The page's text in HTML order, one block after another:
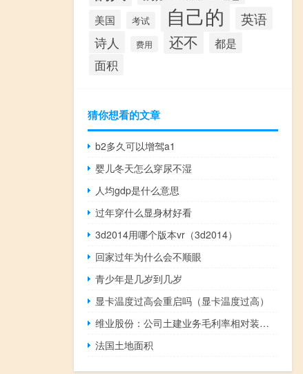
美国 考试 自己的 英语
诗人 费用 还不 都是
面积
猜你想看的文章
b2多久可以增驾a1
婴儿冬天怎么穿尿不湿
人均gdp是什么意思
过年穿什么显身材好看
3d2014用哪个版本vr（3d2014）
回家过年为什么会不顺眼
青少年是几岁到几岁
显卡温度过高会重启吗（显卡温度过高）
维业股份：公司土建业务毛利率相对装修装饰毛利率偏低
法国土地面积